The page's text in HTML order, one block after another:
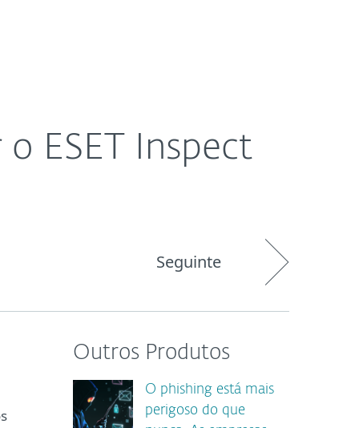
ESET Inspect
Seguinte
Outros Produtos
O phishing está mais
perigoso do que